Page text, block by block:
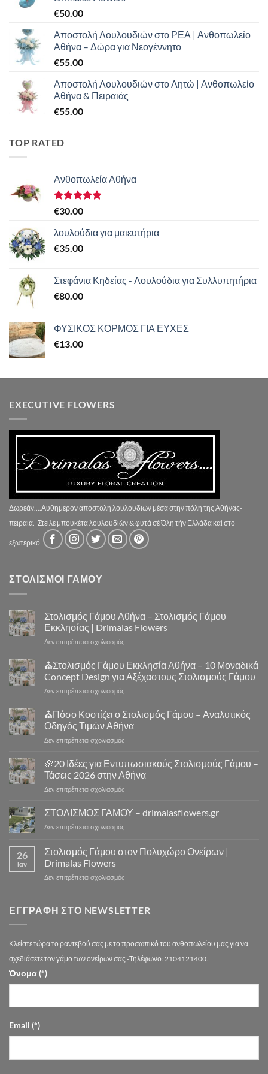
€50.00
Αποστολή Λουλουδιών στο ΡΕΑ | Ανθοπωλείο
Αθήνα – Δώρα για Νεογέννητο
€55.00
Αποστολή Λουλουδιών στο Λητώ | Ανθοπωλείο
Αθήνα & Πειραιάς
€55.00
TOP RATED
Ανθοπωλεία Αθήνα
Βαθμολογήθηκε
από 5
€30.00
λουλούδια για μαιευτήρια
€35.00
Στεφάνια Κηδείας - Λουλούδια για Συλλυπητήρια
€80.00
ΦΥΣΙΚΟΣ ΚΟΡΜΟΣ ΓΙΑ ΕΥΧΕΣ
€13.00
EXECUTIVE FLOWERS
Δωρεάν....Αυθημερόν αποστολή λουλουδιών μέσα στην πόλη της Αθήνας-
πειραιά. Στείλε μπουκέτα λουλουδιών & φυτά σέ Όλη τήν Ελλάδα καί στο
εξωτερικό
ΣΤΟΛΙΣΜΟΙ ΓΑΜΟΥ
Στολισμός Γάμου Αθήνα – Στολισμός Γάμου
Εκκλησίας | Drimalas Flowers
Δεν επιτρέπεται σχολιασμόςστο
Γάμου
Αθήνα
–
Στολισμός
Εκκλησίας
|
Flowers
⛪Στολισμός Γάμου Εκκλησία Αθήνα – 10 Μοναδικά
Concept Design για Αξέχαστους Στολισμούς Γάμου
Δεν επιτρέπεται σχολιασμόςστο
Στολισμός
Γάμου
Εκκλησία
Αθήνα
10
Μοναδικά
Concept
Design
Αξέχαστους
Γάμου
⛪Πόσο Κοστίζει ο Στολισμός Γάμου – Αναλυτικός
Οδηγός Τιμών Αθήνα
Δεν επιτρέπεται σχολιασμόςστο
Κοστίζει
ο
Στολισμός
–
Οδηγός
Αθήνα
🌸20 Ιδέες για Εντυπωσιακούς Στολισμούς Γάμου –
Τάσεις 2026 στην Αθήνα
Δεν επιτρέπεται σχολιασμόςστο
20
Ιδέες
για
Στολισμούς
Τάσεις
Αθήνα
ΣΤΟΛΙΣΜΟΣ ΓΑΜΟΥ – drimalasflowers.gr
Δεν επιτρέπεται σχολιασμόςστο
ΓΑΜΟΥ
–
26
Ιαν
Στολισμός Γάμου στον Πολυχώρο Ονείρων |
Drimalas Flowers
Δεν επιτρέπεται σχολιασμόςστο
στον
Drimalas
Flowers
ΕΓΓΡΑΦΉ ΣΤΟ NEWSLETTER
Κλείστε τώρα το ραντεβού σας με το προσωπικό του ανθοπωλείου μας για να
σχεδιάσετε τον γάμο των ονείρων σας -Τηλέφωνο: 2104121400.
Όνομα (*)
Email (*)